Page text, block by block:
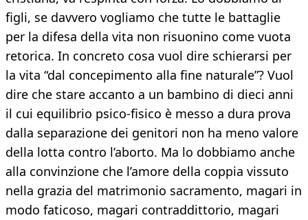
figli, se davvero vogliamo che tutte le battaglie
per la difesa della vita non risuonino come vuota
retorica. In concreto cosa vuol dire schierarsi per
la vita “dal concepimento alla fine naturale”? Vuol
dire che stare accanto a un bambino di dieci anni
il cui equilibrio psico-fisico è messo a dura prova
dalla separazione dei genitori non ha meno valore
della lotta contro l’aborto. Ma lo dobbiamo anche
alla convinzione che l’amore della coppia vissuto
nella grazia del matrimonio sacramento, magari in
modo faticoso, magari contraddittorio, magari